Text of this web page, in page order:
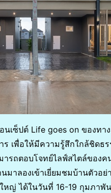
นเซ็ปต์ Life goes on ของท
ร เพื่อให้มีความรู้สึกใกล้ชิด
รถตอบโจทย์ไลฟ์สไตล์ของ
าลองเข้าเยี่ยมชมบ้านตัวอย่
ญ่ ได้ในวันที่ 16-19 กุมภาพั